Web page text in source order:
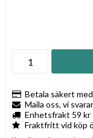
Betala säkert
Maila oss, vi
Enhetsfrakt 59 kr
Fraktfritt vid köp